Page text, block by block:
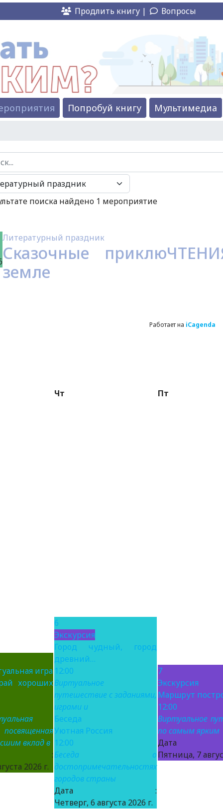
Продлить книгу | Вопросы
Попробуй книгу Мультимедиа
Чт Пт
игра
хороших
вклад в
:
2026 г.
6
Экскурсия
Город чудный, город
древний…
12:00
Виртуальное
путешествие с заданиями,
играми и
Беседа
Уютная Россия
12:00
Беседа о
достопримечательностях
городов страны
Дата :
Четверг, 6 августа 2026 г.
7
Экскурсия
Маршрут
12:00
Виртуальное
по самым ярким
Пятница, 7
поиска найдено 1 мероприятие
Литературный праздник
Сказочные
земле
Работает на iCagenda